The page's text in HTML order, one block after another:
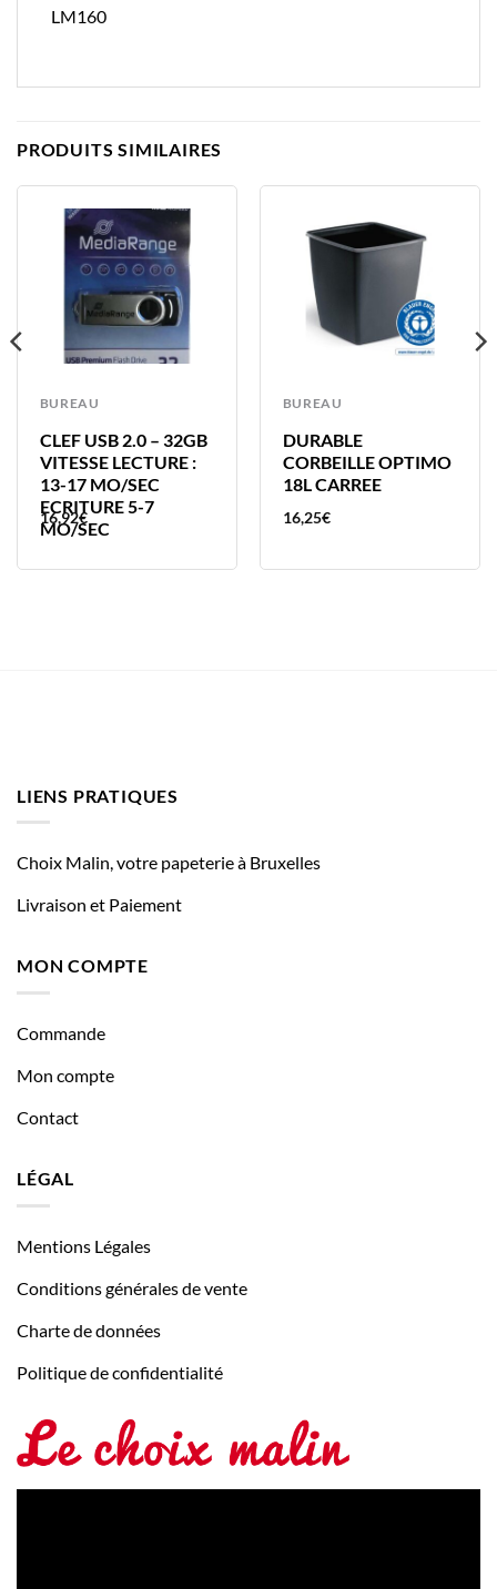
LM160
PRODUITS SIMILAIRES
BUREAU
CLEF USB 2.0 – 32GB
VITESSE LECTURE :
13-17 MO/SEC
ECRITURE 5-7
MO/SEC
16,92€
BUREAU
DURABLE
CORBEILLE OPTIMO
18L CARREE
16,25€
LIENS PRATIQUES
Choix Malin, votre papeterie à Bruxelles
Livraison et Paiement
MON COMPTE
Commande
Mon compte
Contact
LÉGAL
Mentions Légales
Conditions générales de vente
Charte de données
Politique de confidentialité